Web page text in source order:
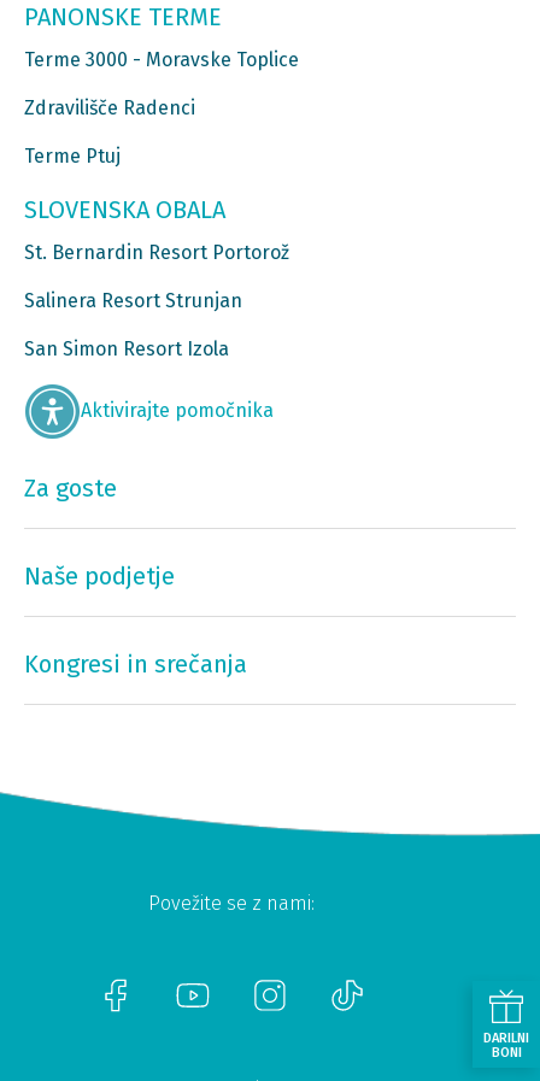
PANONSKE TERME
Terme 3000 - Moravske Toplice
Zdravilišče Radenci
Terme Ptuj
SLOVENSKA OBALA
St. Bernardin Resort Portorož
Salinera Resort Strunjan
San Simon Resort Izola
Aktivirajte pomočnika
Za goste
Naše podjetje
Kongresi in srečanja
Povežite se z nami:
DARILNI
BONI